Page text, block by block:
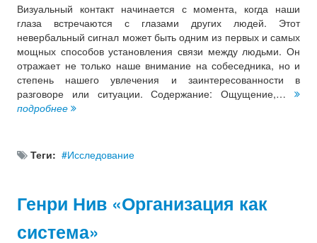
Визуальный контакт начинается с момента, когда наши
глаза встречаются с глазами других людей. Этот
невербальный сигнал может быть одним из первых и самых
мощных способов установления связи между людьми. Он
отражает не только наше внимание на собеседника, но и
степень нашего увлечения и заинтересованности в
разговоре или ситуации. Содержание: Ощущение,…
подробнее
Теги: Исследование
Генри Нив «Организация как
система»